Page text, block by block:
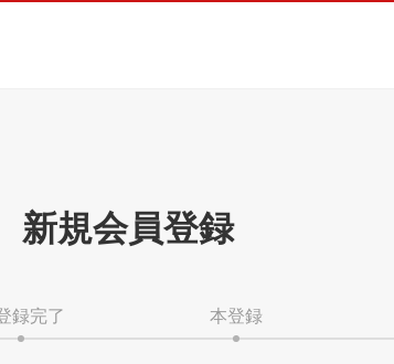
新規会員登録
録完了 本登録